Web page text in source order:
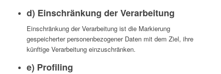
d) Einschränkung der Verarbeitung
Einschränkung der Verarbeitung ist die Markierung
gespeicherter personenbezogener Daten mit dem Ziel, ihre
künftige Verarbeitung einzuschränken.
e) Profiling